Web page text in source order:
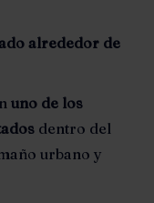
alrededor de
uno de los
dentro del
urbano y